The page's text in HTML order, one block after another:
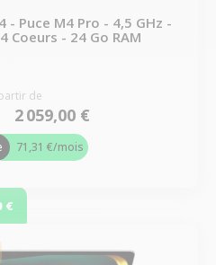
- Puce M4 Pro - 4,5 GHz -
Coeurs - 24 Go RAM
de
2 059,00 €
71,31 €/mois
€